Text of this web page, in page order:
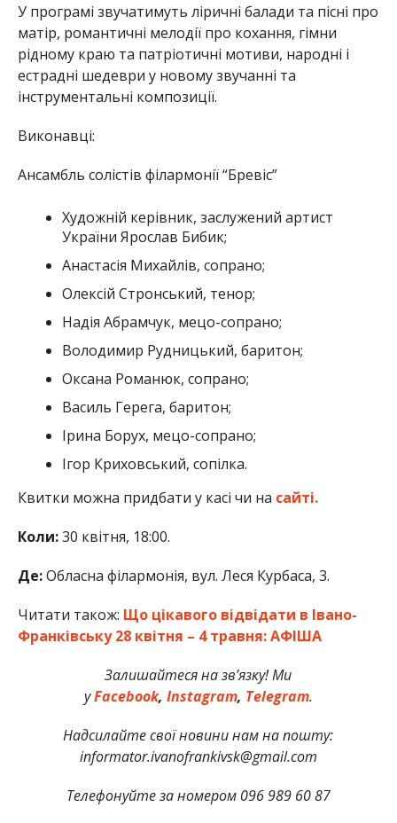
У програмі звучатимуть ліричні балади та пісні про
матір, романтичні мелодії про кохання, гімни
рідному краю та патріотичні мотиви, народні і
естрадні шедеври у новому звучанні та
інструментальні композиції.
Виконавці:
Ансамбль солістів філармонії “Бревіс”
Художній керівник, заслужений артист
України Ярослав Бибик;
Анастасія Михайлів, сопрано;
Олексій Стронський, тенор;
Надія Абрамчук, мецо-сопрано;
Володимир Рудницький, баритон;
Оксана Романюк, сопрано;
Василь Герега, баритон;
Ірина Борух, мецо-сопрано;
Ігор Криховський, сопілка.
Квитки можна придбати у касі чи на сайті.
Коли:30 квітня, 18:00.
Де:Обласна філармонія, вул. Леся Курбаса, 3.
Читати також: Що цікавого відвідати в Івано-
Франківську 28 квітня – 4 травня: АФІША
Залишайтеся на зв’язку! Ми
уFacebook, Instagram, Telegram.
Надсилайте свої новини нам на пошту:
informator.ivanofrankivsk@gmail.com
Телефонуйте за номером 096 989 60 87